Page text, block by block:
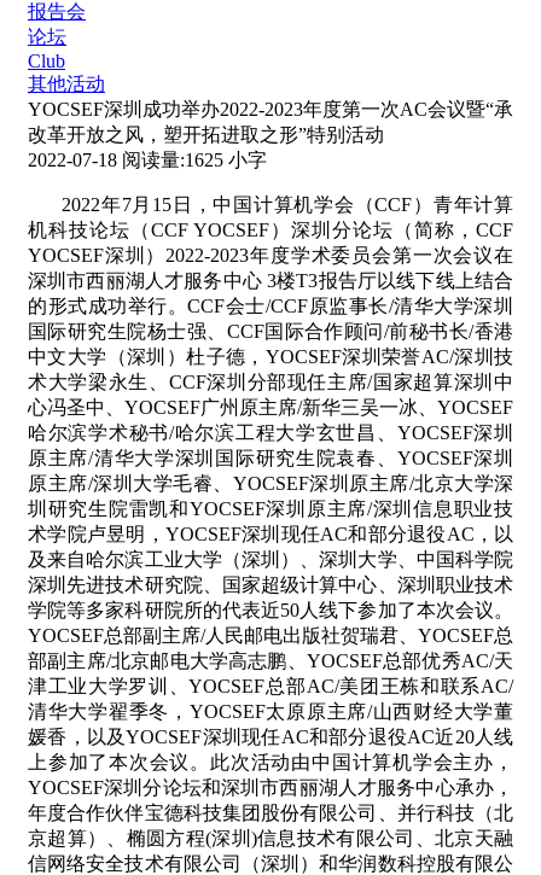
报告会
论坛
Club
其他活动
YOCSEF深圳成功举办2022-2023年度第一次AC会议暨“承
改革开放之风，塑开拓进取之形”特别活动
2022-07-18 阅读量:1625 小字
2022年7月 15 日，中国计算机学会（CCF）青年计算
机科技论坛（CCF YOCSEF）深圳分论坛（简称， CCF
YOCSEF深圳） 2022-2023年度学术委员会第一次会议在
深圳市西丽湖人才服务中心3楼T3报告厅以线下线上结合
的形式成功举行。CCF会士/CCF原监事长/清华大学深圳
国际研究生院杨士强、 CCF国际合作顾问/前秘书长/香港
中文大学（深圳）杜子德， YOCSEF深圳荣誉AC/深圳技
术大学梁永生、 CCF深圳分部现任主席/国家超算深圳中
心冯圣中、 YOCSEF广州原主席/新华三吴一冰、 YOCSEF
哈尔滨学术秘书/哈尔滨工程大学玄世昌、 YOCSEF深圳
原主席/清华大学深圳国际研究生院袁春、 YOCSEF深圳
原主席/深圳大学毛睿、 YOCSEF深圳原主席/北京大学深
圳研究生院雷凯和YOCSEF深圳原主席/深圳信息职业技
术学院卢昱明， YOCSEF深圳现任AC和部分退役AC ，以
及来自哈尔滨工业大学（深圳）、深圳大学、中国科学院
深圳先进技术研究院、国家超级计算中心、深圳职业技术
学院等多家科研院所的代表近50人线下参加了本次会议。
YOCSEF总部副主席/人民邮电出版社贺瑞君、 YOCSEF总
部副主席/北京邮电大学高志鹏、 YOCSEF总部优秀AC/天
津工业大学罗训、YOCSEF总部AC/美团王栋和联系AC/
清华大学翟季冬， YOCSEF太原原主席/山西财经大学董
媛香，以及YOCSEF深圳现任AC和部分退役AC近20人线
上参加了本次会议。此次活动由中国计算机学会主办，
YOCSEF深圳分论坛和深圳市西丽湖人才服务中心承办，
年度合作伙伴宝德科技集团股份有限公司、并行科技（北
京超算）、椭圆方程(深圳 )信息技术有限公司、北京天融
信网络安全技术有限公司（深圳）和华润数科控股有限公